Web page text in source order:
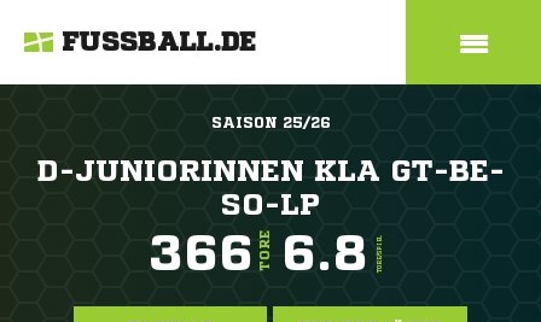
FUSSBALL.DE
SAISON 25/26
D-JUNIORINNEN KLA GT-BE-
SO-LP
366 TORE 6.8 TORE/SPIEL